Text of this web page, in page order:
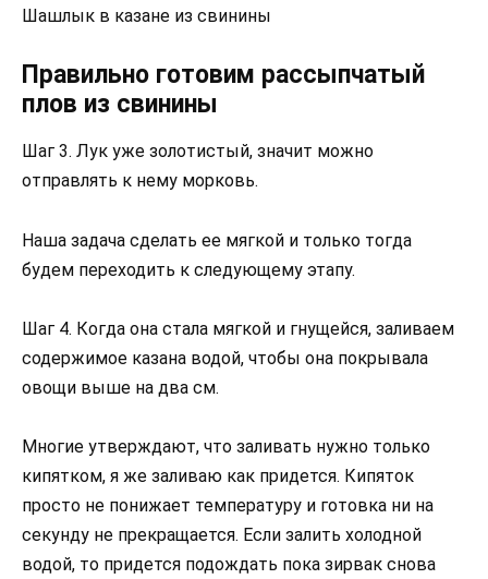
Шашлык в казане из свинины
Правильно готовим рассыпчатый
плов из свинины
Шаг 3. Лук уже золотистый, значит можно
отправлять к нему морковь.
Наша задача сделать ее мягкой и только тогда
будем переходить к следующему этапу.
Шаг 4. Когда она стала мягкой и гнущейся, заливаем
содержимое казана водой, чтобы она покрывала
овощи выше на два см.
Многие утверждают, что заливать нужно только
кипятком, я же заливаю как придется. Кипяток
просто не понижает температуру и готовка ни на
секунду не прекращается. Если залить холодной
водой, то придется подождать пока зирвак снова